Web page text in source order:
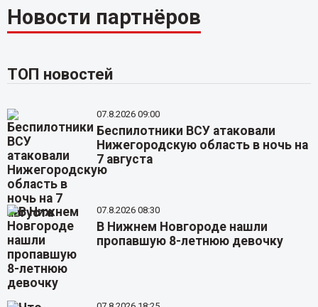
Новости партнёров
ТОП новостей
07.8.2026 09:00
Беспилотники ВСУ атаковали
Нижегородскую область в ночь на
7 августа
07.8.2026 08:30
В Нижнем Новгороде нашли
пропавшую 8-летнюю девочку